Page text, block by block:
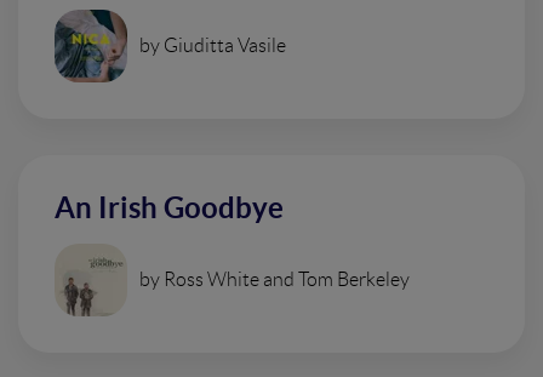
by Giuditta Vasile
An Irish Goodbye
by Ross White and Tom Berkeley